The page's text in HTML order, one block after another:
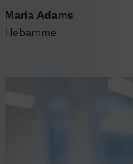
Maria Adams
Hebamme